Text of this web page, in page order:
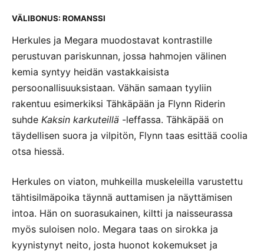
VÄLIBONUS: ROMANSSI
Herkules ja Megara muodostavat kontrastille
perustuvan pariskunnan, jossa hahmojen välinen
kemia syntyy heidän vastakkaisista
persoonallisuuksistaan. Vähän samaan tyyliin
rakentuu esimerkiksi Tähkäpään ja Flynn Riderin
suhde Kaksin karkuteillä -leffassa. Tähkäpää on
täydellisen suora ja vilpitön, Flynn taas esittää coolia
otsa hiessä.
Herkules on viaton, muhkeilla muskeleilla varustettu
tähtisilmäpoika täynnä auttamisen ja näyttämisen
intoa. Hän on suorasukainen, kiltti ja naisseurassa
myös suloisen nolo. Megara taas on sirokka ja
kyynistynyt neito, josta huonot kokemukset ja